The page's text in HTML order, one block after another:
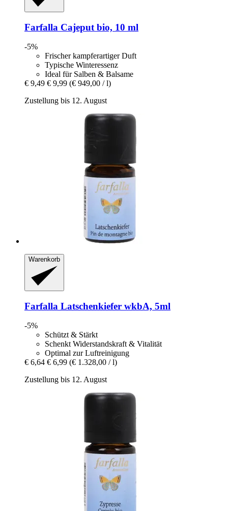
Farfalla Cajeput bio, 10 ml
-5%
Frischer kampferartiger Duft
Typische Winteressenz
Ideal für Salben & Balsame
€ 9,49 € 9,99 (€ 949,00 / l)
Zustellung bis 12. August
Warenkorb
Farfalla Latschenkiefer wkbA, 5ml
-5%
Schützt & Stärkt
Schenkt Widerstandskraft & Vitalität
Optimal zur Luftreinigung
€ 6,64 € 6,99 (€ 1.328,00 / l)
Zustellung bis 12. August